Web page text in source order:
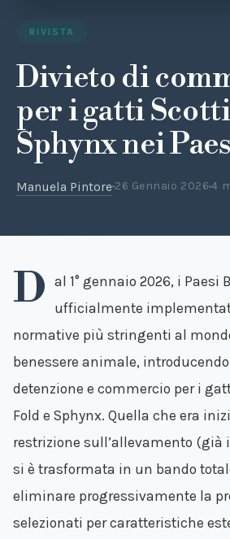
RIVISTA
Divieto di
per i gatti
Sphynx nei
Manuela Pintore 26 Gennaio 20264
D al 1° gennaio 2026, i Paesi
ufficialmente
normative più stringenti al
benessere animale,
detenzione e commercio per i
Fold e Sphynx. Quella che era
restrizione sull’allevamento (già
si è trasformata in un bando
eliminare progressivamente la
selezionati per caratteristiche